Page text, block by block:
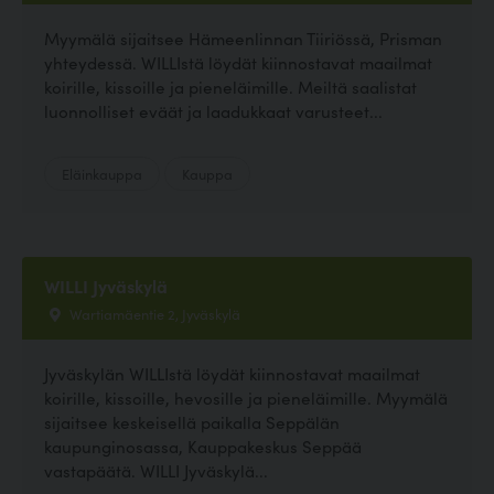
Myymälä sijaitsee Hämeenlinnan Tiiriössä, Prisman
yhteydessä. WILLIstä löydät kiinnostavat maailmat
koirille, kissoille ja pieneläimille. Meiltä saalistat
luonnolliset eväät ja laadukkaat varusteet...
WILLI Jyväskylä
Wartiamäentie 2, Jyväskylä
Jyväskylän WILLIstä löydät kiinnostavat maailmat
koirille, kissoille, hevosille ja pieneläimille. Myymälä
sijaitsee keskeisellä paikalla Seppälän
kaupunginosassa, Kauppakeskus Seppää
vastapäätä. WILLI Jyväskylä...